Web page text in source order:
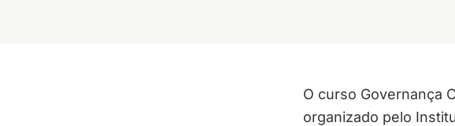
O curso Governança
organizado pelo